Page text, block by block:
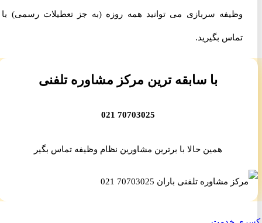
وظیفه سربازی می توانید همه روزه (به جز تعطیلات رسمی) با ما
تماس بگیرید.
با سابقه ترین مرکز مشاوره تلفنی
70703025 021
همین حالا با برترین مشاورین نظام وظیفه تماس بگیر